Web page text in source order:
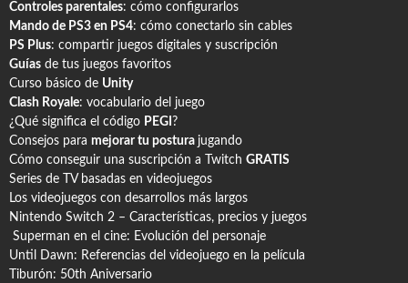
Controles parentales: cómo configurarlos
Mando de PS3 en PS4: cómo conectarlo sin cables
PS Plus: compartir juegos digitales y suscripción
Guías de tus juegos favoritos
Curso básico de Unity
Clash Royale: vocabulario del juego
¿Qué significa el código PEGI ?
Consejos para mejorar tu postura jugando
Cómo conseguir una suscripción a Twitch GRATIS
Series de TV basadas en videojuegos
Los videojuegos con desarrollos más largos
Nintendo Switch 2 – Características, precios y juegos
Superman en el cine: Evolución del personaje
Until Dawn: Referencias del videojuego en la película
Tiburón: 50th Aniversario